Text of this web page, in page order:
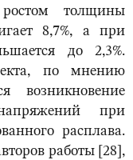
толщины
8,7%, а при
до 2,3%.
по мнению
возникновение
при
расплава.
работы [28],